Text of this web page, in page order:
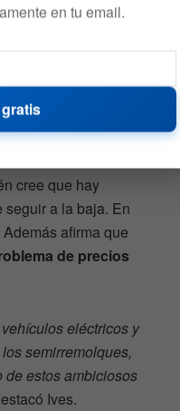
la tildó de
de batería de
cree que hay
a la baja. En
afirma que
de precios
eléctricos y
semirremolques,
estos ambiciosos
Ives.
en tu email.